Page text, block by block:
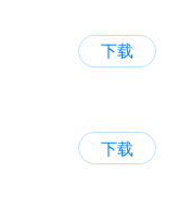
下载
下载